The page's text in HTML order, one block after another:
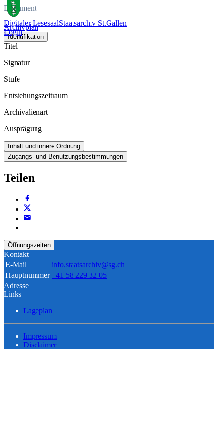
Digitaler LesesaalStaatsarchiv St.Gallen
Login
Dokument
Archivplan
Identifikation
Titel
Signatur
Stufe
Entstehungszeitraum
Archivalienart
Ausprägung
Inhalt und innere Ordnung
Zugangs- und Benutzungsbestimmungen
Teilen
Öffnungszeiten
Kontakt
E-Mail
info.staatsarchiv@sg.ch
Hauptnummer +41 58 229 32 05
Adresse
Links
Lageplan
Impressum
Disclaimer